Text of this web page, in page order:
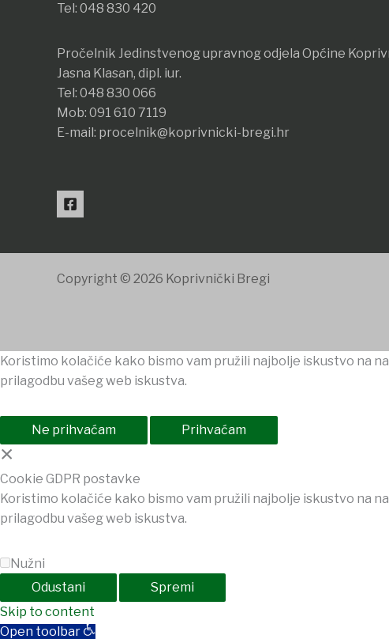
Tel: 048 830 420
Pročelnik Jedinstvenog upravnog odjela Općine
Jasna Klasan, dipl. iur.
Tel: 048 830 066
Mob: 091 610 7119
E-mail: procelnik@koprivnicki-bregi.hr
Copyright © 2026 Koprivnički Bregi
Koristimo kolačiće kako bismo vam pružili najbolje iskustvo na
prilagodbu vašeg web iskustva.
Ne prihvaćam Prihvaćam
×
Cookie GDPR postavke
Koristimo kolačiće kako bismo vam pružili najbolje iskustvo na
prilagodbu vašeg web iskustva.
Nužni
Odustani
Spremi
Grandpashabet
Skip to content
Open toolbar